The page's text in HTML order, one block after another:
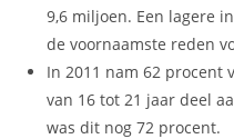
9,6 miljoen. Een lagere
de voornaamste reden
In 2011 nam 62 procent
van 16 tot 21 jaar deel
was dit nog 72 procent.